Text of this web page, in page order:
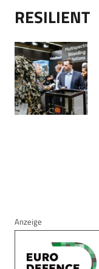
RESILIENT
Anzeige